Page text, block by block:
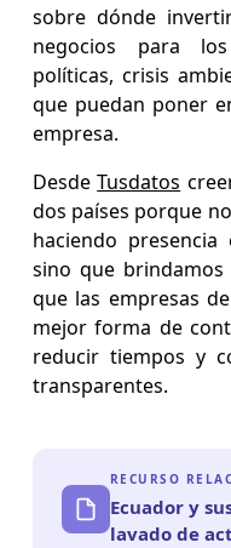
sobre dónde
negocios para
políticas, crisis
que puedan poner
empresa.
DesdeTusdatos
dos países porque
haciendo presencia
sino que
que las empresas
mejor forma de
reducir tiempos y
transparentes.
RECURSO
Ecuador y
lavado de